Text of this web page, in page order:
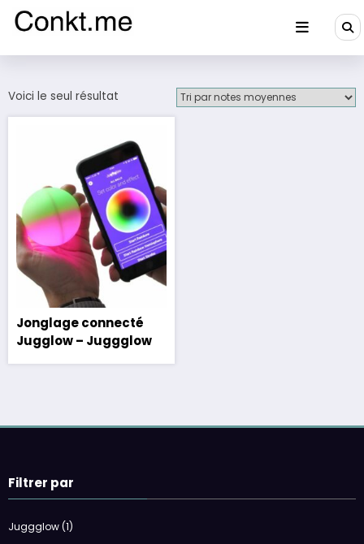
Conkt.me
Voici le seul résultat
Jonglage connecté
Jugglow – Juggglow
Filtrer par
Juggglow(1)